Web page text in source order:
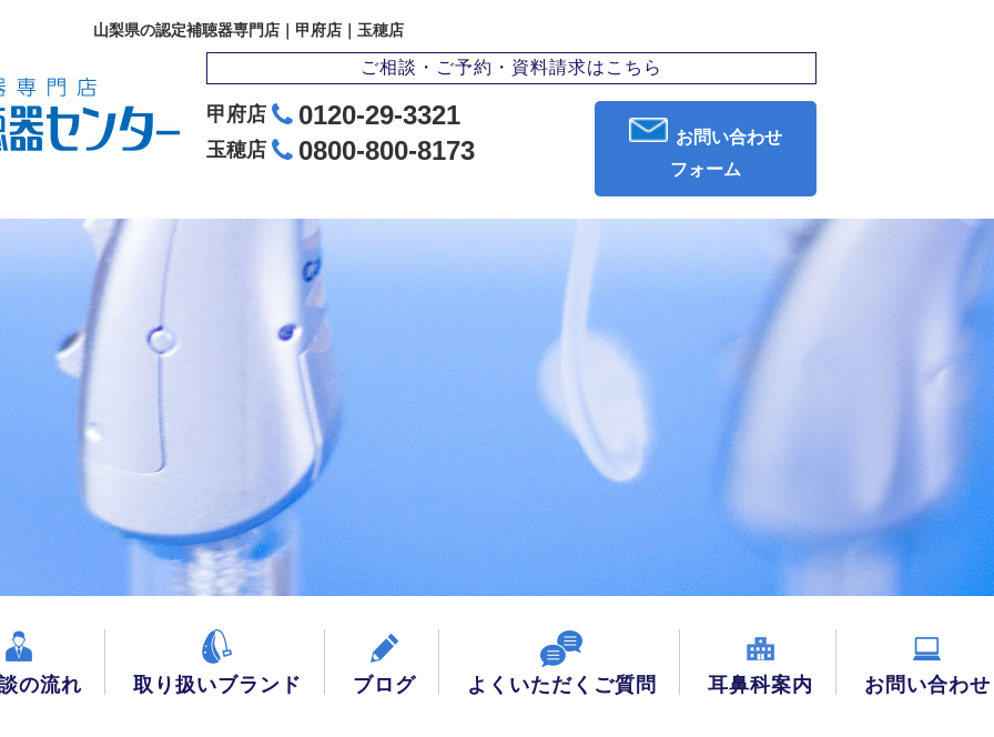
山梨県の認定補聴器専門店｜甲府店｜玉穂店
ご相談・ご予約・資料請求はこちら
甲府店 0120-29-3321
玉穂店 0800-800-8173
お問い合わせ
フォーム
の流れ 取り扱いブランド ブログ よくいただくご質問 耳鼻科案内 お問い合わせ